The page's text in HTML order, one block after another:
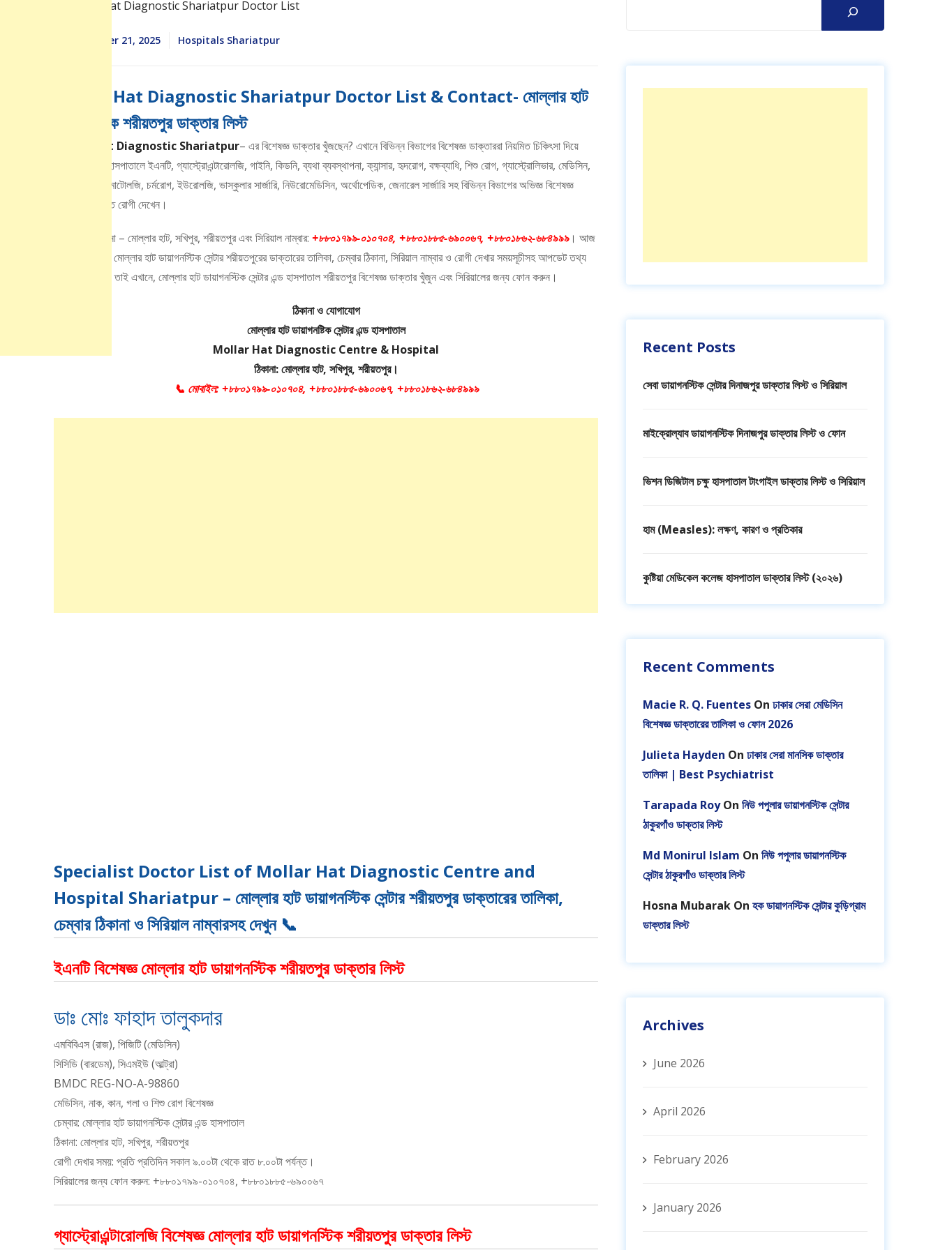
Recent Posts
সেবা ডায়াগনস্টিক সেন্টার দিনাজপুর ডাক্তার লিস্ট ও সিরিয়াল
মাইক্রোল্যাব ডায়াগনস্টিক দিনাজপুর ডাক্তার লিস্ট ও ফোন
ভিশন ডিজিটাল চক্ষু হাসপাতাল টাংগাইল ডাক্তার লিস্ট ও সিরিয়াল
হাম (Measles): লক্ষণ, কারণ ও প্রতিকার
কুষ্টিয়া মেডিকেল কলেজ হাসপাতাল ডাক্তার লিস্ট (২০২৬)
Recent Comments
Macie R. Q. Fuentes On ঢাকার সেরা মেডিসিন
বিশেষজ্ঞ ডাক্তারের তালিকা ও ফোন 2026
Julieta Hayden On ঢাকার সেরা মানসিক ডাক্তার
তালিকা | Best Psychiatrist
Tarapada RoyOn নিউ পপুলার ডায়াগনস্টিক সেন্টার
ঠাকুরগাঁও ডাক্তার লিস্ট
Md Monirul Islam On নিউ পপুলার ডায়াগনস্টিক
সেন্টার ঠাকুরগাঁও ডাক্তার লিস্ট
Hosna Mubarak On হক ডায়াগনস্টিক সেন্টার কুড়িগ্রাম
ডাক্তার লিস্ট
Archives
June 2026
April 2026
February 2026
January 2026
September 21, 2025 Hospitals Shariatpur
Mollar Hat Diagnostic Shariatpur Doctor List & Contact- মোল্লার হাট
ডায়াগনস্টিক শরীয়তপুর ডাক্তার লিস্ট
Mollar Hat Diagnostic Shariatpur– এর বিশেষজ্ঞ ডাক্তার খুঁজছেন? এখানে বিভিন্ন বিভাগের বিশেষজ্ঞ ডাক্তাররা নিয়মিত চিকিৎসা দিয়ে
আসছেন। এই হাসপাতালে ইএনটি, গ্যাস্ট্রোএন্টারোলজি, গাইনি, কিডনি, ব্যথা ব্যবস্থাপনা, ক্যান্সার, হৃদরোগ, বক্ষব্যাধি, শিশু রোগ, গ্যাস্ট্রোলিভার, মেডিসিন,
নিউরোলজি, রিউমাটোলজি, চর্মরোগ, ইউরোলজি, ভাস্কুলার সার্জারি, নিউরোমেডিসিন, অর্থোপেডিক, জেনারেল সার্জারি সহ বিভিন্ন বিভাগের অভিজ্ঞ বিশেষজ্ঞ
ডাক্তাররা নিয়মিত রোগী দেখেন।
এটির সঠিক ঠিকানা – মোল্লার হাট, সখিপুর, শরীয়তপুর এবং সিরিয়াল নাম্বার: +৮৮০১৭৯৯-০১০৭০৪, +৮৮০১৮৮৫-৬৯০০৬৭, +৮৮০১৮৬২-৬৮৪৯৯৯। আজ
এই পেজে আমরা মোল্লার হাট ডায়াগনস্টিক সেন্টার শরীয়তপুরের ডাক্তারের তালিকা, চেম্বার ঠিকানা, সিরিয়াল নাম্বার ও রোগী দেখার সময়সূচীসহ আপডেট তথ্য
একসাথে দেখুন। তাই এখানে, মোল্লার হাট ডায়াগনস্টিক সেন্টার এন্ড হাসপাতাল শরীয়তপুর বিশেষজ্ঞ ডাক্তার খুঁজুন এবং সিরিয়ালের জন্য ফোন করুন।
ঠিকানা ও যোগাযোগ
মোল্লার হাট ডায়াগনষ্টিক সেন্টার এন্ড হাসপাতাল
Mollar Hat Diagnostic Centre & Hospital
ঠিকানা: মোল্লার হাট, সখিপুর, শরীয়তপুর।
📞 মোবাইল: +৮৮০১৭৯৯-০১০৭০৪, +৮৮০১৮৮৫-৬৯০০৬৭, +৮৮০১৮৬২-৬৮৪৯৯৯
Specialist Doctor List of Mollar Hat Diagnostic Centre and
Hospital Shariatpur – মোল্লার হাট ডায়াগনস্টিক সেন্টার শরীয়তপুর ডাক্তারের তালিকা,
চেম্বার ঠিকানা ও সিরিয়াল নাম্বারসহ দেখুন 📞
ইএনটি বিশেষজ্ঞ মোল্লার হাট ডায়াগনস্টিক শরীয়তপুর ডাক্তার লিস্ট
ডাঃ মোঃ ফাহাদ তালুকদার
এমবিবিএস (রাজ), পিজিটি (মেডিসিন)
সিসিডি (বারডেম), সিএমইউ (আল্ট্রা)
BMDC REG-NO-A-98860
মেডিসিন, নাক, কান, গলা ও শিশু রোগ বিশেষজ্ঞ
চেম্বার: মোল্লার হাট ডায়াগনস্টিক সেন্টার এন্ড হাসপাতাল
ঠিকানা: মোল্লার হাট, সখিপুর, শরীয়তপুর
রোগী দেখার সময়: প্রতি প্রতিদিন সকাল ৯.০০টা থেকে রাত ৮.০০টা পর্যন্ত।
সিরিয়ালের জন্য ফোন করুন: +৮৮০১৭৯৯-০১০৭০৪, +৮৮০১৮৮৫-৬৯০০৬৭
গ্যাস্ট্রোএন্টারোলজি বিশেষজ্ঞ মোল্লার হাট ডায়াগনস্টিক শরীয়তপুর ডাক্তার লিস্ট